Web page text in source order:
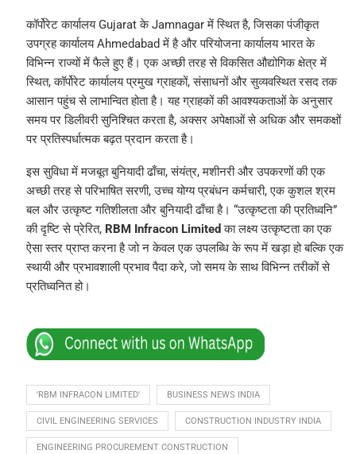
कॉर्पोरेट कार्यालय Gujarat के Jamnagar में स्थित है, जिसका पंजीकृत
उपग्रह कार्यालय Ahmedabad में है और परियोजना कार्यालय भारत के
विभिन्न राज्यों में फैले हुए हैं। एक अच्छी तरह से विकसित औद्योगिक क्षेत्र में
स्थित, कॉर्पोरेट कार्यालय प्रमुख ग्राहकों, संसाधनों और सुव्यवस्थित रसद तक
आसान पहुंच से लाभान्वित होता है। यह ग्राहकों की आवश्यकताओं के अनुसार
समय पर डिलीवरी सुनिश्चित करता है, अक्सर अपेक्षाओं से अधिक और समकक्षों
पर प्रतिस्पर्धात्मक बढ़त प्रदान करता है।
इस सुविधा में मजबूत बुनियादी ढाँचा, संयंत्र, मशीनरी और उपकरणों की एक
अच्छी तरह से परिभाषित सरणी, उच्च योग्य प्रबंधन कर्मचारी, एक कुशल श्रम
बल और उत्कृष्ट गतिशीलता और बुनियादी ढाँचा है। “उत्कृष्टता की प्रतिध्वनि”
की दृष्टि से प्रेरित, RBM Infracon Limited का लक्ष्य उत्कृष्टता का एक
ऐसा स्तर प्राप्त करना है जो न केवल एक उपलब्धि के रूप में खड़ा हो बल्कि एक
स्थायी और प्रभावशाली प्रभाव पैदा करे, जो समय के साथ विभिन्न तरीकों से
प्रतिध्वनित हो।
'RBM INFRACON LIMITED' BUSINESS NEWS INDIA
CIVIL ENGINEERING SERVICES CONSTRUCTION INDUSTRY INDIA
ENGINEERING PROCUREMENT CONSTRUCTION